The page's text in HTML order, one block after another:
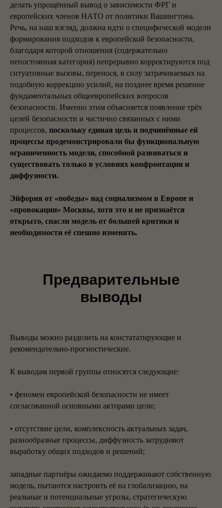
делать упрощённый вывод о зависимости ФРГ и
европейских членов НАТО от политики Вашингтона.
Речь, на наш взгляд, должна идти о специфической модели
формирования подходов к европейской безопасности,
благодаря которой отношения (содержательно
непостоянная категория) непрерывно корректируются под
ситуативные вызовы, перенося, в силу затрачиваемых на
подобную коррекцию усилий, на позднее время решение
фундаментальных общеевропейских вопросов
безопасности. Именно этим объясняется появление трёх
целей безопасности и частично связанных с ними
процессов, поскольку единая цель и подчинённые ей
процессы продемонстрировали бы функциональную
ограниченность модели, способной развиваться и
существовать только в условиях конфронтации и
диффузности.
Эйфория от «победы» над социализмом в Европе и
«провокации» Москвы, хотя это и не признаётся
открыто, спасли модель от большей критики и
необходимости её спешно изменять.
Предварительные
выводы
Выводы можно разделить на констататирующие и
рекомендательно-прогностические.
К выводам первой группы относятся следующие:
• феномен европейской безопасности не имеет
согласованной основными акторами цели;
• отсутствие цели, комплексность актуальных задач,
разнообразные процессы, диффузность затрудняют
выработку общих подходов и решений;
западные партнёры ожидаемо поддерживают собственную
модель, пытаются настроить её на глобализацию, на
реальные и потенциальные угрозы, стратегическую